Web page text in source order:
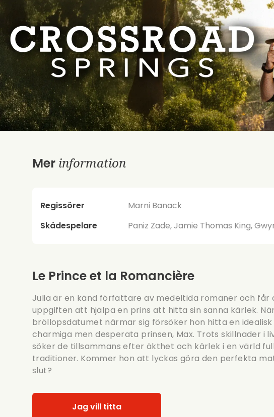
Mer information
Regissörer
Marni Banack
Skådespelare
Paniz Zade, Jamie Thomas King,
Le Prince et la Romancière
Julia är en känd författare av medeltida romaner och får
uppgiften att hjälpa en prins att hitta sin sanna kärlek.
bröllopsdatumet närmar sig försöker hon hitta en
charmiga men desperata prinsen, Max. Trots skillnader i
söker de tillsammans efter äkthet och kärlek i en värld
traditioner. Kommer hon att lyckas göra den perfekta
slut?
Jag vill titta